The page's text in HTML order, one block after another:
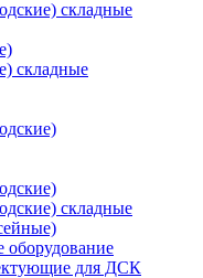
складные
складные
складные
оборудование
для ДСК